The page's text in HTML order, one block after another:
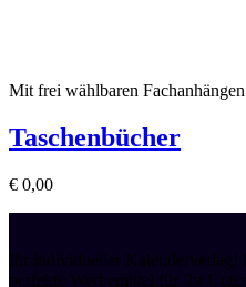
Mit frei wählbaren
Taschenbücher
€ 0,00
Ihr individueller Kalenderverlag!
perfekte Werbemittel für Ihr